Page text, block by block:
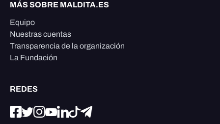
MÁS SOBRE MALDITA.ES
Equipo
Nuestras cuentas
Transparencia de la organización
La Fundación
REDES